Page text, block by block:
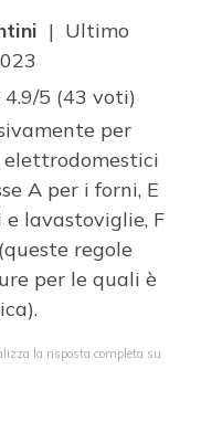
| Ultimo
5 (43 voti)
per
A per i forni, E
lavastoviglie, F
regole
per le quali è
la risposta completa su